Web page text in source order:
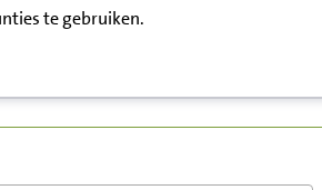
te gebruiken.